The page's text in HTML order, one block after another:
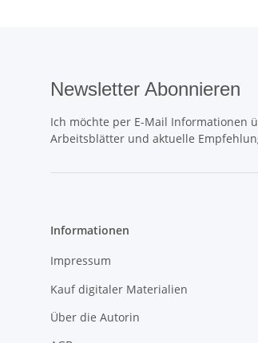
Newsletter Abonnieren
Ich möchte per E-Mail Informationen
Arbeitsblätter und aktuelle
Informationen
Impressum
Kauf digitaler Materialien
Über die Autorin